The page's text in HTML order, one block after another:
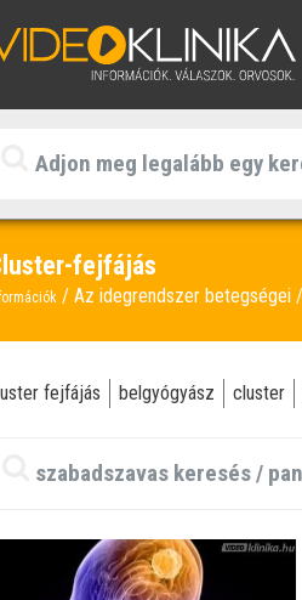
fejfájás
Az idegrendszer betegségei
fejfájás belgyógyász cluster